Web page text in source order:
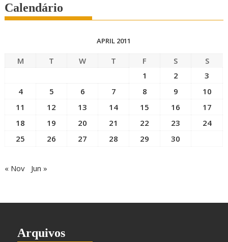
Calendário
APRIL 2011
M T W T F S
S
1
2
3
4
5 6 7 8 9
10
11
12 13 14 15 16
17
18
19 20 21 22 23
24
25
26 27 28 29 30
« Nov Jun »
Arquivos